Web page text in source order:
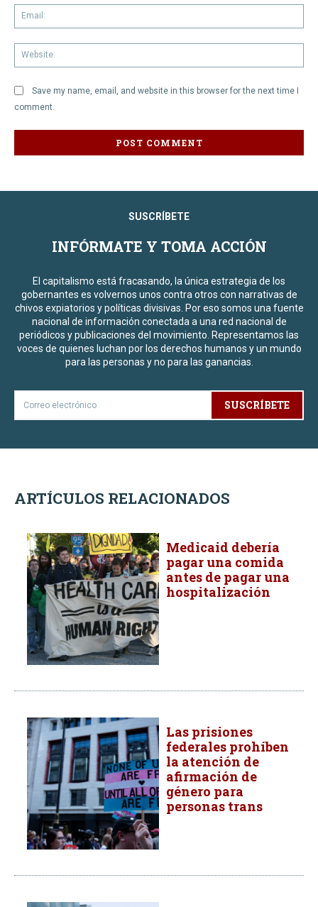
Save my name, email, and website in this browser for the next time I
comment.
SUSCRÍBETE
INFÓRMATE Y TOMA ACCIÓN
El capitalismo está fracasando, la única estrategia de los
gobernantes es volvernos unos contra otros con narrativas de
chivos expiatorios y políticas divisivas. Por eso somos una fuente
nacional de información conectada a una red nacional de
periódicos y publicaciones del movimiento. Representamos las
voces de quienes luchan por los derechos humanos y un mundo
para las personas y no para las ganancias.
SUSCRÍBETE
ARTÍCULOS RELACIONADOS
Medicaid debería
pagar una comida
antes de pagar una
hospitalización
Las prisiones
federales prohíben
la atención de
afirmación de
género para
personas trans